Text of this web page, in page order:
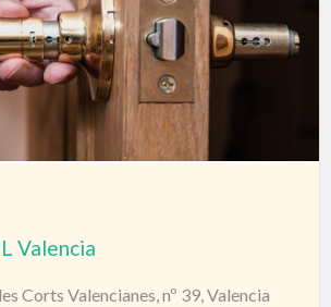
Cerrajeros Tenerife
Cerrajeros Toledo
Cerrajeros Valencia
Cerrajeros Vizcaya
Cerrajeros Zaragoza
Puertas
Valencia
Corts Valencianes, nº 39, Valencia